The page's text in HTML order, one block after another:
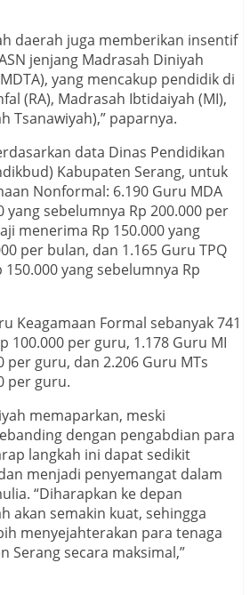
daerah juga memberikan insentif
jenjang Madrasah Diniyah
yang mencakup pendidik di
(RA), Madrasah Ibtidaiyah (MI),
Tsanawiyah),” paparnya.
data Dinas Pendidikan
Kabupaten Serang, untuk
Nonformal: 6.190 Guru MDA
yang sebelumnya Rp 200.000 per
menerima Rp 150.000 yang
per bulan, dan 1.165 Guru TPQ
yang sebelumnya Rp
Keagamaan Formal sebanyak 741
100.000 per guru, 1.178 Guru MI
per guru, dan 2.206 Guru MTs
per guru.
memaparkan, meski
dengan pengabdian para
langkah ini dapat sedikit
menjadi penyemangat dalam
“Diharapkan ke depan
akan semakin kuat, sehingga
menyejahterakan para tenaga
Serang secara maksimal,”